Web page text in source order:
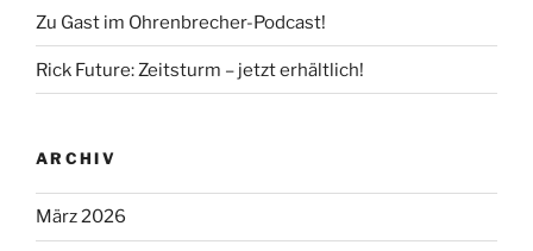
Zu Gast im Ohrenbrecher-Podcast!
Rick Future: Zeitsturm – jetzt erhältlich!
ARCHIV
März 2026